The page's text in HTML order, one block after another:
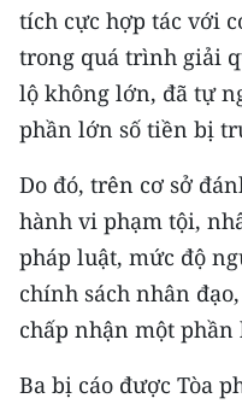
tích cực hợp tác với
trong quá trình giải
lộ không lớn, đã tự
phần lớn số tiền bị
Do đó, trên cơ sở
hành vi phạm tội,
pháp luật, mức độ
chính sách nhân
chấp nhận một phần
Ba bị cáo được Tòa